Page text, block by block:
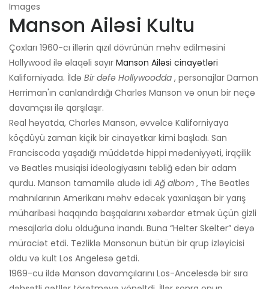
Images
Manson Ailəsi Kultu
Çoxları 1960-cı illərin qızıl dövrünün məhv edilməsini
Hollywood ilə əlaqəli sayır Manson Ailəsi cinayətləri
Kaliforniyada. İldə Bir dəfə Hollywoodda , personajlar Damon
Herriman'ın canlandırdığı Charles Manson və onun bir neçə
davamçısı ilə qarşılaşır.
Real həyatda, Charles Manson, əvvəlcə Kaliforniyaya
köçdüyü zaman kiçik bir cinayətkar kimi başladı. San
Franciscoda yaşadığı müddətdə hippi mədəniyyəti, irqçilik
və Beatles musiqisi ideologiyasını təbliğ edən bir adam
qurdu. Manson tamamilə aludə idi Ağ albom , The Beatles
mahnılarının Amerikanı məhv edəcək yaxınlaşan bir yarış
müharibəsi haqqında başqalarını xəbərdar etmək üçün gizli
mesajlarla dolu olduğuna inandı. Buna “Helter Skelter” deyə
müraciət etdi. Tezliklə Mansonun bütün bir qrup izləyicisi
oldu və kult Los Angelesə getdi.
1969-cu ildə Manson davamçılarını Los-Ancelesdə bir sıra